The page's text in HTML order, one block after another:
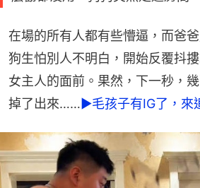
在場的所有人都有些懵逼，而爸
狗生怕別人不明白，開始反覆抖
女主人的面前。果然，下一秒，
掉了出來……►毛孩子有IG了，來